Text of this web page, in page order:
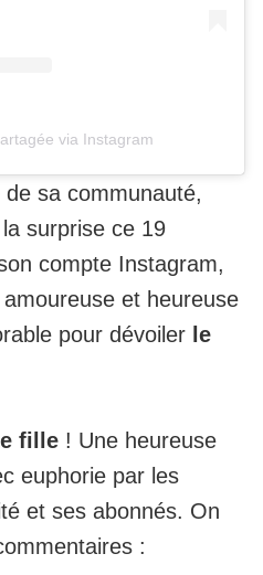
via Instagram
sa communauté,
surprise ce 19
compte Instagram,
et heureuse
pour dévoiler le
fille ! Une heureuse
euphorie par les
et ses abonnés. On
: